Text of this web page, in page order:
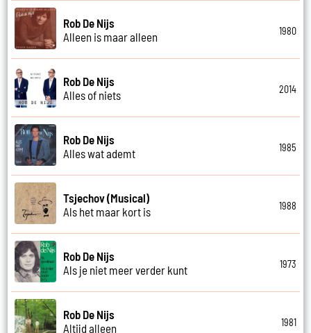
Rob De Nijs
Alleen is maar alleen
1980
Rob De Nijs
Alles of niets
2014
Rob De Nijs
Alles wat ademt
1985
Tsjechov (Musical)
Als het maar kort is
1988
Rob De Nijs
Als je niet meer verder kunt
1973
Rob De Nijs
Altijd alleen
1981